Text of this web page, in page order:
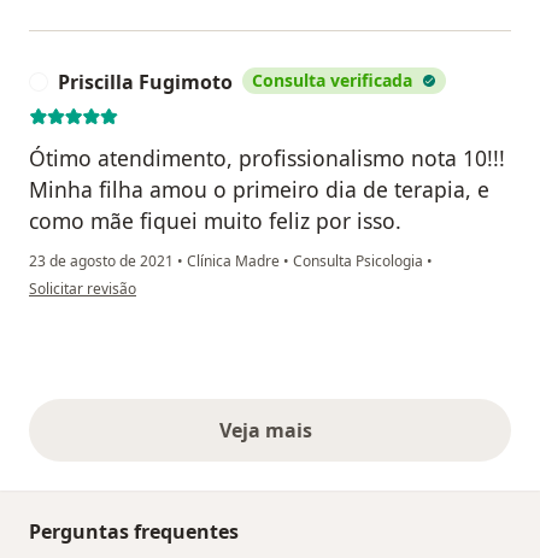
Priscilla Fugimoto Consulta verificada
Ótimo atendimento, profissionalismo nota 10!!!
Minha filha amou o primeiro dia de terapia, e
como mãe fiquei muito feliz por isso.
23 de agosto de 2021 • Clínica Madre • Consulta Psicologia •
na opinião do utilizador Priscilla Fugimoto
Solicitar revisão
Veja maisopiniões acima
Perguntas frequentes